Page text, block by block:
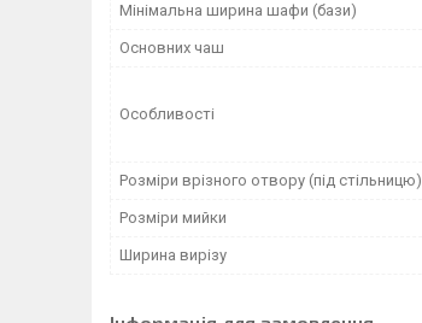
Мінімальна ширина шафи (бази)
Основних чаш
Особливості
Розміри врізного отвору (під стільницю)
Розміри мийки
Ширина вирізу